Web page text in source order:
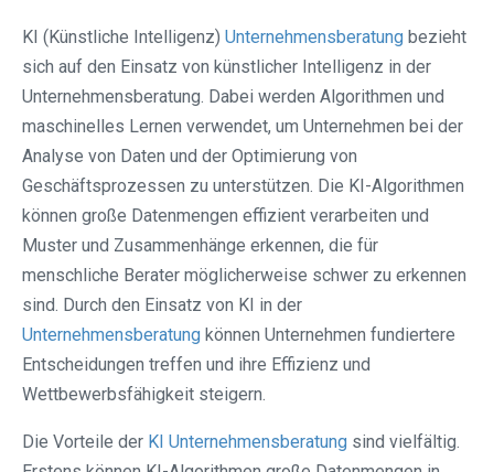
KI (Künstliche Intelligenz) Unternehmensberatung bezieht
sich auf den Einsatz von künstlicher Intelligenz in der
Unternehmensberatung. Dabei werden Algorithmen und
maschinelles Lernen verwendet, um Unternehmen bei der
Analyse von Daten und der Optimierung von
Geschäftsprozessen zu unterstützen. Die KI-Algorithmen
können große Datenmengen effizient verarbeiten und
Muster und Zusammenhänge erkennen, die für
menschliche Berater möglicherweise schwer zu erkennen
sind. Durch den Einsatz von KI in der
Unternehmensberatung können Unternehmen fundiertere
Entscheidungen treffen und ihre Effizienz und
Wettbewerbsfähigkeit steigern.
Die Vorteile der KI Unternehmensberatung sind vielfältig.